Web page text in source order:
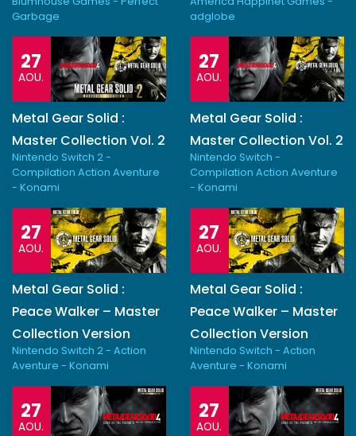
Garbage
adglobe
27
AOU.
Metal Gear Solid :
Master Collection Vol. 2
Nintendo Switch 2 -
Compilation Action Aventure
- Konami
27
AOU.
Metal Gear Solid :
Master Collection Vol. 2
Nintendo Switch -
Compilation Action Aventure
- Konami
27
AOU.
Metal Gear Solid :
Peace Walker – Master
Collection Version
Nintendo Switch 2 - Action
Aventure - Konami
27
AOU.
Metal Gear Solid :
Peace Walker – Master
Collection Version
Nintendo Switch - Action
Aventure - Konami
27
AOU.
27
AOU.